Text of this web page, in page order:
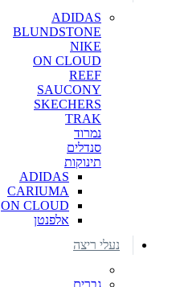
ADIDAS
BLUNDSTONE
NIKE
ON CLOUD
REEF
SAUCONY
SKECHERS
TRAK
נמרוד
סנדלים
תינוקות
ADIDAS
CARIUMA
ON CLOUD
אלפנטן
נעלי ריצה
גברים